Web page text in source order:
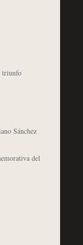
triunfo
Sánchez
del